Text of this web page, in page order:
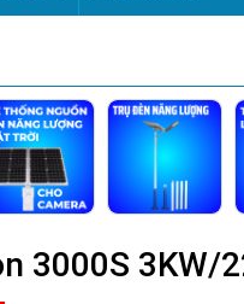
3000S 3KW/